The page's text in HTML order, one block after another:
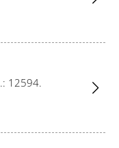
12594.